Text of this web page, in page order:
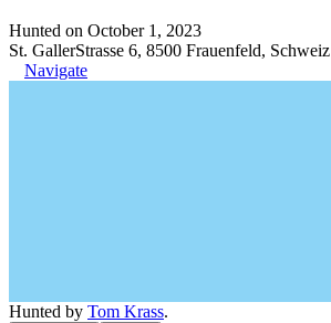
Hunted on October 1, 2023
St. GallerStrasse 6, 8500 Frauenfeld, Schweiz
Navigate
Hunted by Tom Krass.